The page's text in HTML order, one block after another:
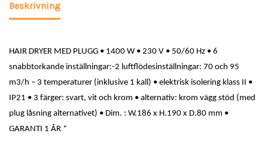
Beskrivning
HAIR DRYER MED PLUGG • 1400 W • 230 V • 50/60 Hz • 6
snabbtorkande inställningar:-2 luftflödesinställningar: 70 och 95
m3/h – 3 temperaturer (inklusive 1 kall) • elektrisk isolering klass II •
IP21 • 3 färger: svart, vit och krom • alternativ: krom vägg stöd (med
plug låsning alternativet) • Dim. : W.186 x H.190 x D.80 mm •
GARANTI 1 ÅR *